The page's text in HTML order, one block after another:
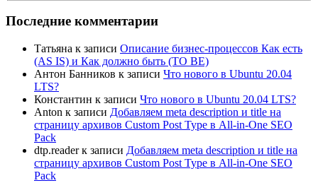
Последние комментарии
Татьяна к записи Описание бизнес-процессов Как есть
(AS IS) и Как должно быть (TO BE)
Антон Банников к записи Что нового в Ubuntu 20.04
LTS?
Константин к записи Что нового в Ubuntu 20.04 LTS?
Anton к записи Добавляем meta description и title на
страницу архивов Custom Post Type в All-in-One SEO
Pack
dtp.readerк записи Добавляем meta description и title на
страницу архивов Custom Post Type в All-in-One SEO
Pack